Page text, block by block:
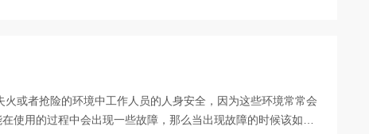
使用的过程中会出现一些故障，那么当出现故障的时候该如何